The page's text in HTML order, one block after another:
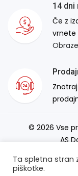
14 dni
Če z
vrnete
© 2026 Vse
AS
Ta spletna stran
piškotke.